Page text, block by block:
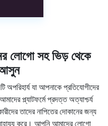
লোগো সহ ভিড় থেকে
আসুন
যা আপনাকে প্রতিযোগীদের
প্ল্যাটফর্মে প্রদত্ত অত্যাশ্চর্য
তাদের নাপিতের দোকানের জন্য
সাহায্য করে। আপনি আমাদেরলোগো